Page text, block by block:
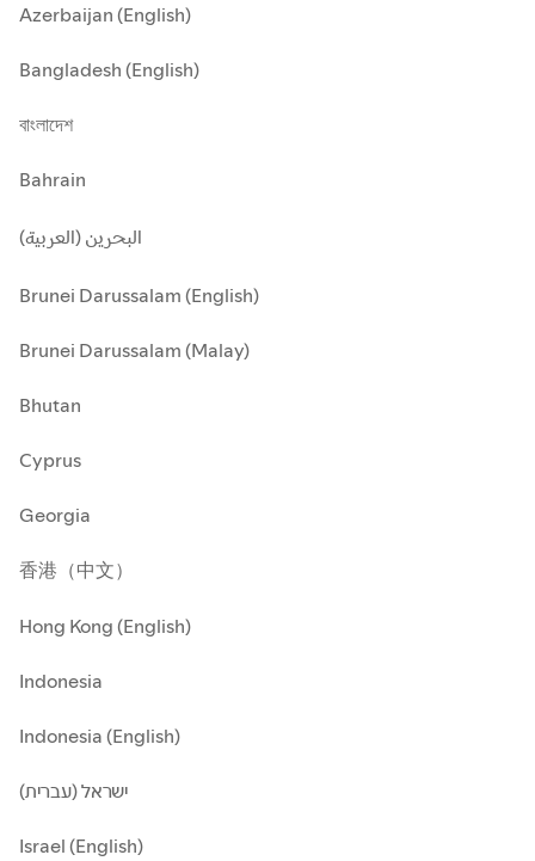
Azerbaijan (English)
Bangladesh (English)
বাংলাদেশ
Bahrain
البحرين (العربية)
Brunei Darussalam (English)
Brunei Darussalam (Malay)
Bhutan
Cyprus
Georgia
香港（中文）
Hong Kong (English)
Indonesia
Indonesia (English)
ישראל (עברית)
Israel (English)